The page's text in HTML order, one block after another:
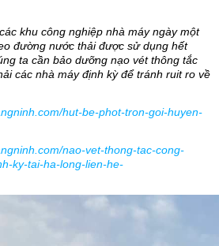
khu công nghiệp nhà máy ngày một
đường nước thải được sử dụng hết
ta cần bảo dưỡng nạo vét thông tắc
các nhà máy định kỳ để tránh ruit ro về
hut-be-phot-tron-goi-huyen-
nao-vet-thong-tac-cong-
ky-tai-ha-long-lien-he-